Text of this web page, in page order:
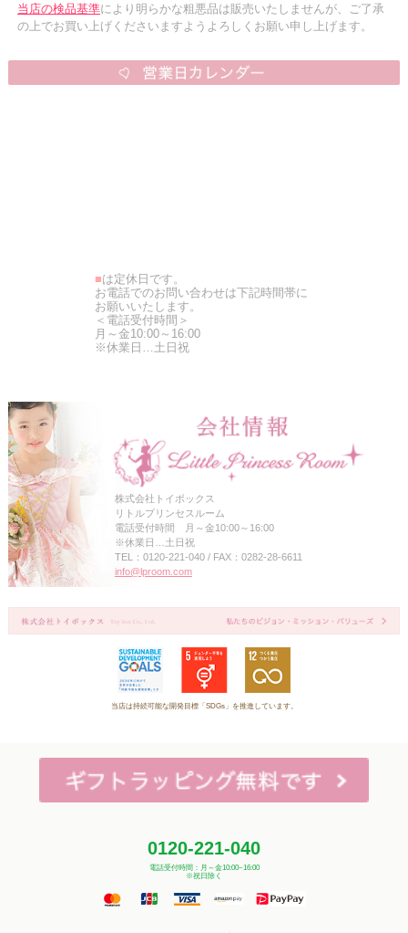
当店の検品基準により明らかな粗悪品は販売いたしませんが、ご了承
の上でお買い上げくださいますようよろしくお願い申し上げます。
■は定休日です。
お電話でのお問い合わせは下記時間帯に
お願いいたします。
＜電話受付時間＞
月～金10:00～16:00
※休業日…土日祝
株式会社トイボックス
リトルプリンセスルーム
電話受付時間 月～金10:00～16:00
※休業日…土日祝
TEL：0120-221-040 / FAX：0282-28-6611
info@lproom.com
当店は持続可能な開発目標「SDGs」を推進しています。
0120-221-040
電話受付時間：月～金10:00~16:00
※祝日除く